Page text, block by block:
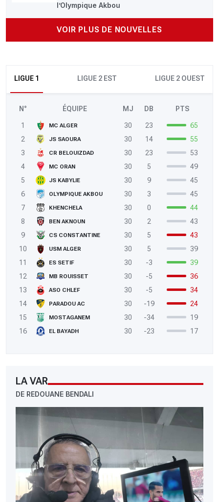
l’Olympique Akbou
VOIR PLUS DE NOUVELLES
LIGUE 1 LIGUE 2 EST LIGUE 2 OUEST
N° ÉQUIPE MJ DB PTS
1 MC ALGER 30 23
65
2
JS SAOURA 30 14
55
3
CR BELOUIZDAD 30 23
53
4
MC ORAN 30 5
49
5
JS KABYLIE 30 9
45
6
OLYMPIQUE AKBOU 30 3
45
7
KHENCHELA 30 0
44
8
BEN AKNOUN 30 2
43
9
CS CONSTANTINE 30 5
43
10
USM ALGER 30 5
39
11
ES SETIF 30 -3
39
12
MB ROUISSET 30 -5
36
13
ASO CHLEF 30 -5
34
14
PARADOU AC 30 -19
24
15
MOSTAGANEM 30 -34
19
16
EL BAYADH 30 -23 17
LA VAR
DE REDOUANE BENDALI